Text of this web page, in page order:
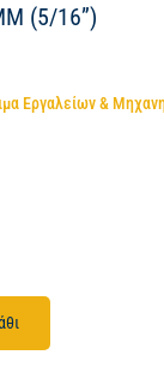
(5/16”)
Εργαλείων &